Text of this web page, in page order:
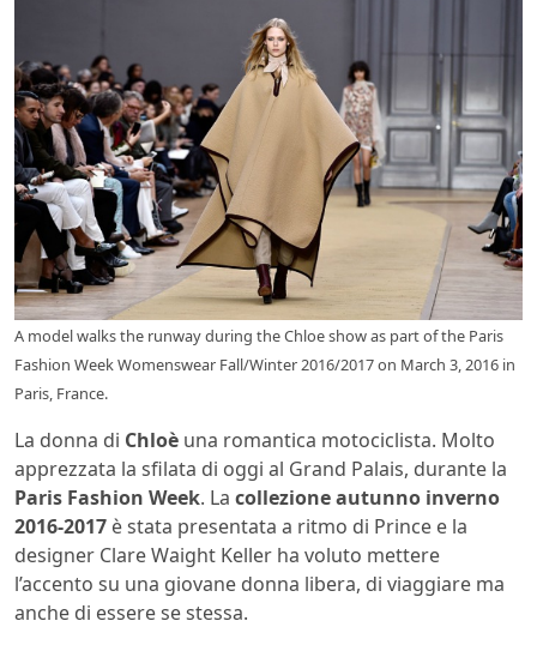
A model walks the runway during the Chloe show as part of the Paris
Fashion Week Womenswear Fall/Winter 2016/2017 on March 3, 2016 in
Paris, France.
La donna di Chloè una romantica motociclista. Molto
apprezzata la sfilata di oggi al Grand Palais, durante la
Paris Fashion Week. La collezione autunno inverno
2016-2017 è stata presentata a ritmo di Prince e la
designer Clare Waight Keller ha voluto mettere
l’accento su una giovane donna libera, di viaggiare ma
anche di essere se stessa.